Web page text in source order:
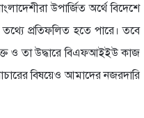
উপার্জিত অর্থে বিদেশে
প্রতিফলিত হতে পারে। তবে
ও তা উদ্ধারে বিএফআইইউ কাজ
বিষয়েও আমাদের নজরদারি